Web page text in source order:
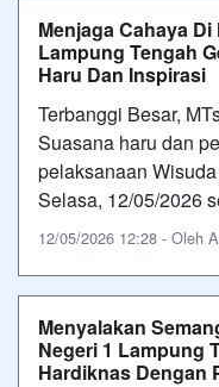
Menjaga Cahaya Di
Lampung Tengah
Haru Dan Inspirasi
Terbanggi Besar,
Suasana haru dan
pelaksanaan
Selasa, 12/05/2026
12/05/2026 12:28 - Oleh
Menyalakan
Negeri 1 Lampung
Hardiknas Dengan